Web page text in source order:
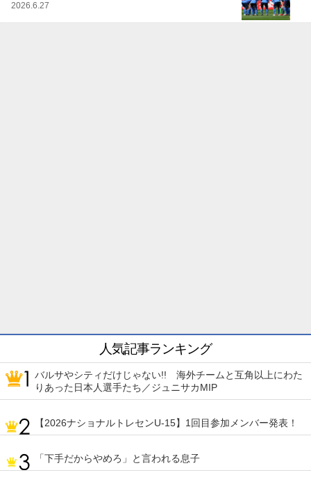
2026.6.27
人気記事ランキング
バルサやシティだけじゃない!! 海外チームと互角以上にわた
りあった日本人選手たち／ジュニサカMIP
【2026ナショナルトレセンU-15】1回目参加メンバー発表！
「下手だからやめろ」と言われる息子